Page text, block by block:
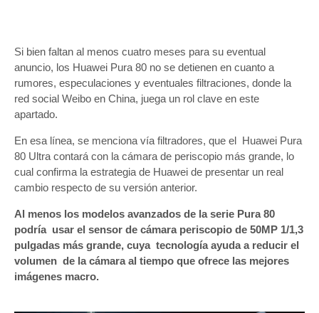
Si bien faltan al menos cuatro meses para su eventual
anuncio, los Huawei Pura 80 no se detienen en cuanto a
rumores, especulaciones y eventuales filtraciones, donde la
red social Weibo en China, juega un rol clave en este
apartado.
En esa línea, se menciona vía filtradores, que el Huawei Pura
80 Ultra contará con la cámara de periscopio más grande, lo
cual confirma la estrategia de Huawei de presentar un real
cambio respecto de su versión anterior.
Al menos los modelos avanzados de la serie Pura 80
podría usar el sensor de cámara periscopio de 50MP 1/1,3
pulgadas más grande, cuya tecnología ayuda a reducir el
volumen de la cámara al tiempo que ofrece las mejores
imágenes macro.